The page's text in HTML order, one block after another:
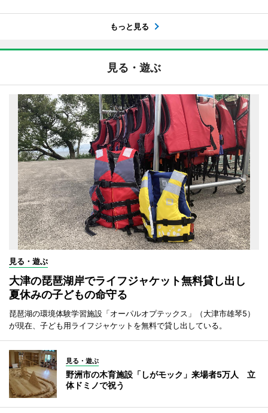
もっと見る
見る・遊ぶ
見る・遊ぶ
大津の琵琶湖岸でライフジャケット無料貸し出し
夏休みの子どもの命守る
琵琶湖の環境体験学習施設「オーパルオプテックス」（大津市雄琴5）
が現在、子ども用ライフジャケットを無料で貸し出している。
見る・遊ぶ
野洲市の木育施設「しがモック」来場者5万人 立
体ドミノで祝う